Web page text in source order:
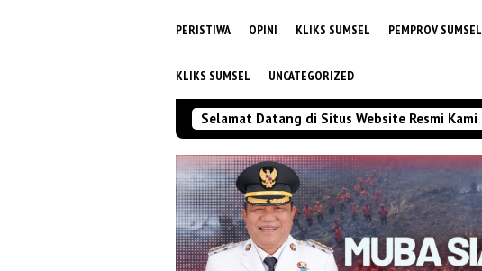
PERISTIWA OPINI KLIKS SUMSEL PEMPROV SUMSEL
KLIKS SUMSEL UNCATEGORIZED
Selamat Datang di Situs Website Resmi Kami